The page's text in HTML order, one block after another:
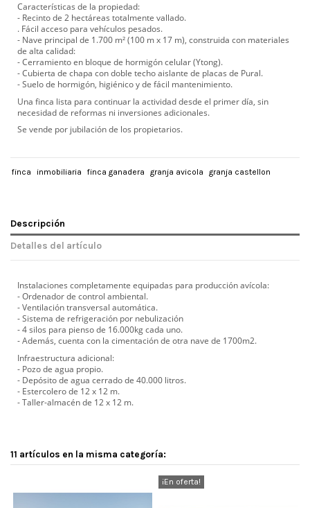
Características de la propiedad:
- Recinto de 2 hectáreas totalmente vallado.
. Fácil acceso para vehículos pesados.
- Nave principal de 1.700 m² (100 m x 17 m), construida con materiales
de alta calidad:
- Cerramiento en bloque de hormigón celular (Ytong).
- Cubierta de chapa con doble techo aislante de placas de Pural.
- Suelo de hormigón, higiénico y de fácil mantenimiento.
Una finca lista para continuar la actividad desde el primer día, sin
necesidad de reformas ni inversiones adicionales.
Se vende por jubilación de los propietarios.
finca inmobiliaria finca ganadera granja avicola granja castellon
Descripción
Detalles del artículo
Instalaciones completamente equipadas para producción avícola:
- Ordenador de control ambiental.
- Ventilación transversal automática.
- Sistema de refrigeración por nebulización
- 4 silos para pienso de 16.000kg cada uno.
- Además, cuenta con la cimentación de otra nave de 1700m2.
Infraestructura adicional:
- Pozo de agua propio.
- Depósito de agua cerrado de 40.000 litros.
- Estercolero de 12 x 12 m.
- Taller-almacén de 12 x 12 m.
11 artículos en la misma categoría:
¡En oferta!